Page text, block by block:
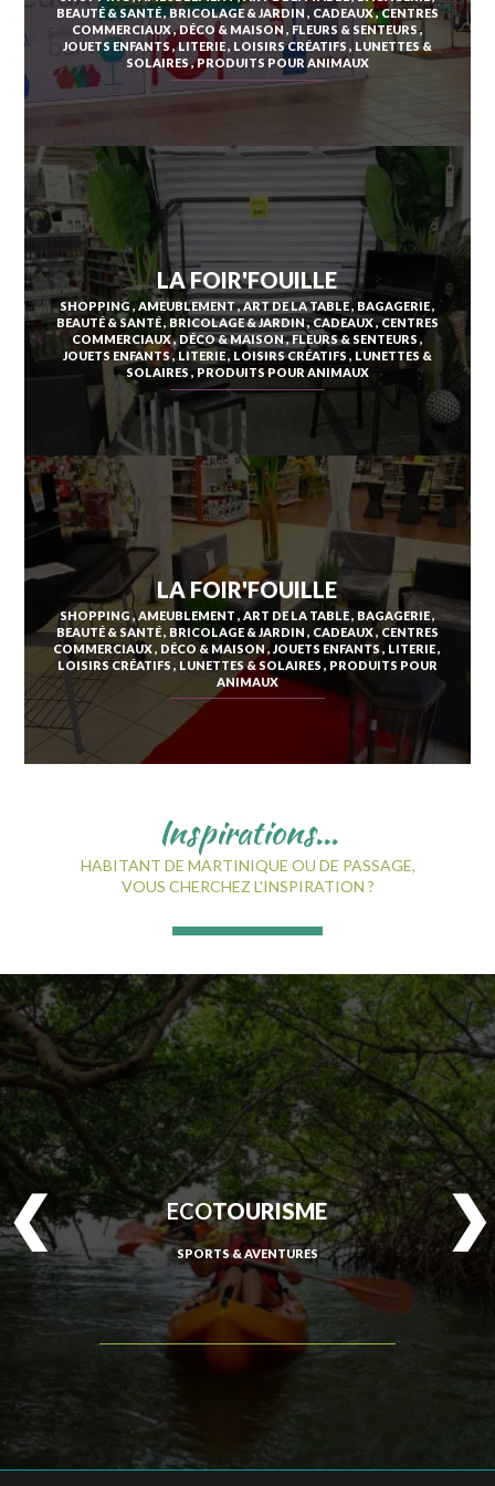
DUCOS
FONDS-SAINT-DENIS
FORT-DE-FRANCE
LE FRANÇOIS
GRAND'RIVIÈRE
GROS-MORNE
LE LAMENTIN
LE LORRAIN
LE MARIGOT
LE MARIN
LE MORNE-VERT
RIVIÈRE-PILOTE
RIVIÈRE-SALÉE
LE ROBERT
SAINTE-ANNE
SAINTE-LUCE
SAINTE-MARIE
SAINT-ESPRIT
SAINT-JOSEPH
SAINT-PIERRE
SCHŒLCHER
LA TRINITÉ
BEAUTÉ & SANTÉ
BRICOLAGE & JARDIN CADEAUX CENTRES
COMMERCIAUX DÉCO & MAISON
FLEURS & SENTEURS
JOUETS ENFANTS
LITERIE LOISIRS CRÉATIFS
LUNETTES &
SOLAIRES PRODUITS POUR ANIMAUX
LA FOIR'FOUILLE
SHOPPING AMEUBLEMENT ART DE LA TABLE BAGAGERIE
BEAUTÉ & SANTÉ BRICOLAGE & JARDIN CADEAUX CENTRES
COMMERCIAUX DÉCO & MAISON FLEURS & SENTEURS
JOUETS ENFANTS LITERIE LOISIRS CRÉATIFS
LUNETTES &
SOLAIRES PRODUITS POUR ANIMAUX
LA FOIR'FOUILLE
SHOPPING AMEUBLEMENT ART DE LA TABLE
BAGAGERIE
BEAUTÉ & SANTÉ
BRICOLAGE & JARDIN CADEAUX
CENTRES
COMMERCIAUX
DÉCO & MAISON JOUETS ENFANTS
LITERIE
LOISIRS CRÉATIFS
LUNETTES & SOLAIRES
PRODUITS POUR
ANIMAUX
Inspirations...
HABITANT DE MARTINIQUE OU DE PASSAGE,
VOUS CHERCHEZ L'INSPIRATION ?
ECOTOURISME
SPORTS & AVENTURES